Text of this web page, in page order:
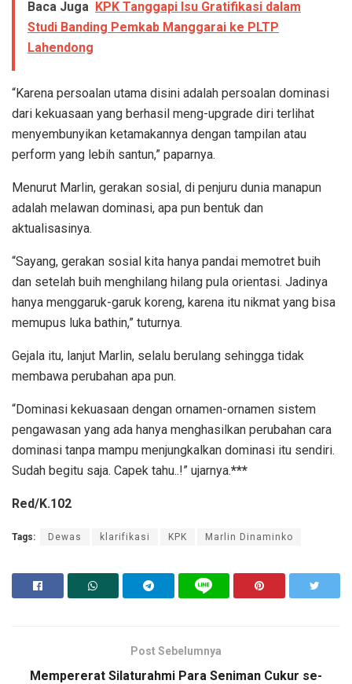
Baca Juga KPK Tanggapi Isu Gratifikasi dalam
Studi Banding Pemkab Manggarai ke PLTP
Lahendong
“Karena persoalan utama disini adalah persoalan dominasi
dari kekuasaan yang berhasil meng-upgrade diri terlihat
menyembunyikan ketamakannya dengan tampilan atau
perform yang lebih santun,” paparnya.
Menurut Marlin, gerakan sosial, di penjuru dunia manapun
adalah melawan dominasi, apa pun bentuk dan
aktualisasinya.
“Sayang, gerakan sosial kita hanya pandai memotret buih
dan setelah buih menghilang hilang pula orientasi. Jadinya
hanya menggaruk-garuk koreng, karena itu nikmat yang bisa
memupus luka bathin,” tuturnya.
Gejala itu, lanjut Marlin, selalu berulang sehingga tidak
membawa perubahan apa pun.
“Dominasi kekuasaan dengan ornamen-ornamen sistem
pengawasan yang ada hanya menghasilkan perubahan cara
dominasi tanpa mampu menjungkalkan dominasi itu sendiri.
Sudah begitu saja. Capek tahu..!” ujarnya.***
Red/K.102
Tags: Dewas klarifikasi KPK Marlin Dinaminko
Post Sebelumnya
Mempererat Silaturahmi Para Seniman Cukur se-